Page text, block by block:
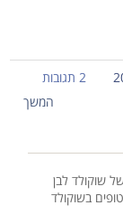
2 תגובות
המשך
שוקולד לבן
בשוקולד